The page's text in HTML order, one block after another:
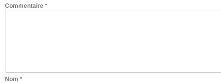
Commentaire *
Nom *